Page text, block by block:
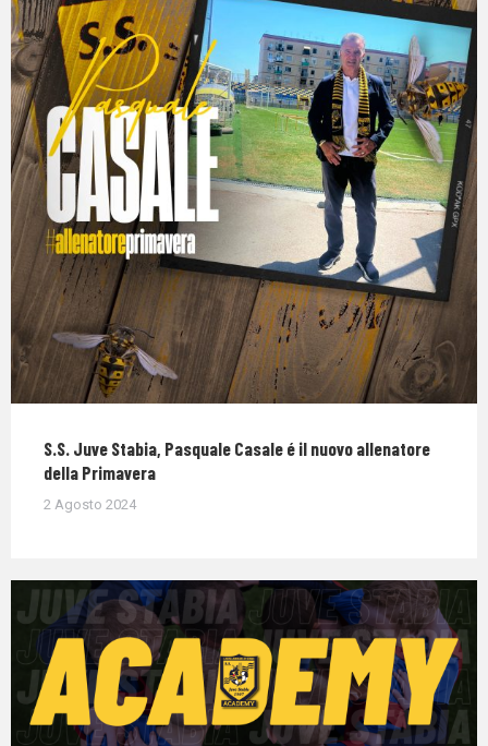
S.S. Juve Stabia, Pasquale Casale é il nuovo allenatore
della Primavera
2 Agosto 2024